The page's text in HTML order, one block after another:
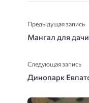
Предыдущая запись
Мангал для
Следующая запись
Динопарк